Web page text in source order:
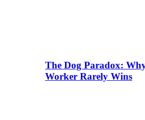
The Dog Paradox:
Worker Rarely Wins